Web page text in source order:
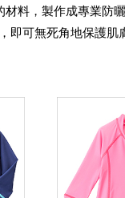
材料，製作成專業防
即可無死角地保護肌